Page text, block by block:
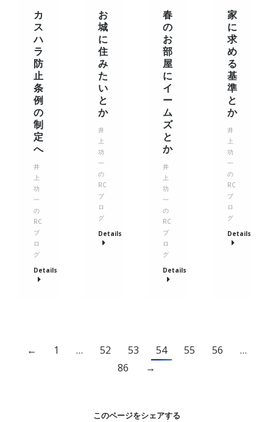
カ
ス
ハ
ラ
防
止
条
例
の
制
定
へ
井
上
功
一
の
RC
ブ
ロ
グ
Details
お
城
に
住
み
た
い
と
か
井
上
功
一
の
RC
ブ
ロ
グ
Details
春
の
お
部
屋
に
イ
ー
ム
ズ
と
か
井
上
功
一
の
RC
ブ
ロ
グ
Details
家
に
求
め
る
基
準
と
か
井
上
功
一
の
RC
ブ
ロ
グ
Details
← 1 … 52 53 54 55 56
…
86
→
このページをシェアする